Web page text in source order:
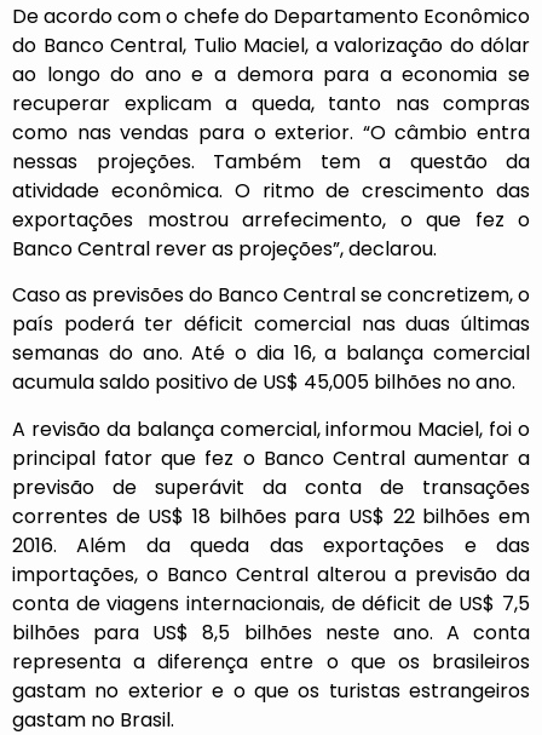
De acordo com o chefe do Departamento Econômico
do Banco Central, Tulio Maciel, a valorização do dólar
ao longo do ano e a demora para a economia se
recuperar explicam a queda, tanto nas compras
como nas vendas para o exterior. “O câmbio entra
nessas projeções. Também tem a questão da
atividade econômica. O ritmo de crescimento das
exportações mostrou arrefecimento, o que fez o
Banco Central rever as projeções”, declarou.
Caso as previsões do Banco Central se concretizem, o
país poderá ter déficit comercial nas duas últimas
semanas do ano. Até o dia 16, a balança comercial
acumula saldo positivo de US$ 45,005 bilhões no ano.
A revisão da balança comercial, informou Maciel, foi o
principal fator que fez o Banco Central aumentar a
previsão de superávit da conta de transações
correntes de US$ 18 bilhões para US$ 22 bilhões em
2016. Além da queda das exportações e das
importações, o Banco Central alterou a previsão da
conta de viagens internacionais, de déficit de US$ 7,5
bilhões para US$ 8,5 bilhões neste ano. A conta
representa a diferença entre o que os brasileiros
gastam no exterior e o que os turistas estrangeiros
gastam no Brasil.